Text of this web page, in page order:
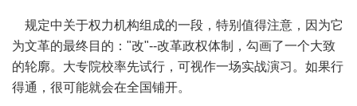
规定中关于权力机构组成的一段，特别值得注意，因为它
为文革的最终目的："改"--改革政权体制，勾画了一个大致
的轮廓。大专院校率先试行，可视作一场实战演习。如果行
得通，很可能就会在全国铺开。